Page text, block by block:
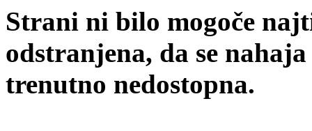
Strani ni bilo mogoče
odstranjena, da se
trenutno nedostopna.